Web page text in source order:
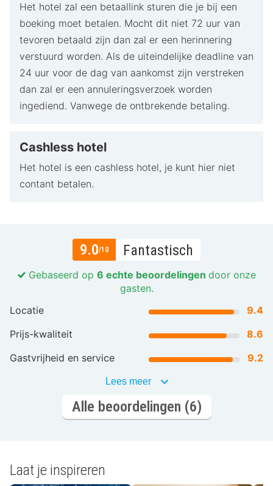
Het hotel zal een betaallink sturen die je bij een
boeking moet betalen. Mocht dit niet 72 uur van
tevoren betaald zijn dan zal er een herinnering
verstuurd worden. Als de uiteindelijke deadline van
24 uur voor de dag van aankomst zijn verstreken
dan zal er een annuleringsverzoek worden
ingediend. Vanwege de ontbrekende betaling.
Cashless hotel
Het hotel is een cashless hotel, je kunt hier niet
contant betalen.
9.0/10 Fantastisch
Gebaseerd op 6 echte beoordelingen door onze
gasten.
Locatie
9.4
Prijs-kwaliteit
8.6
Gastvrijheid en service
9.2
Lees meer
Alle beoordelingen (6)
Laat je inspireren